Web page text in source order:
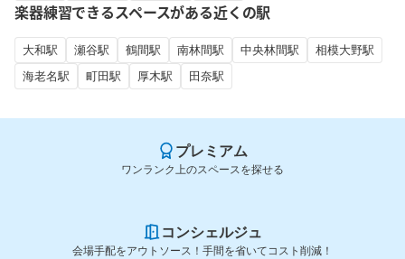
楽器練習できるスペースがある近くの駅
大和駅 瀬谷駅 鶴間駅 南林間駅 中央林間駅
相模大野駅
海老名駅
町田駅 厚木駅 田奈駅
プレミアム
ワンランク上のスペースを探せる
コンシェルジュ
会場手配をアウトソース！手間を省いてコスト削減！